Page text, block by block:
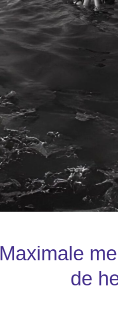
Maximale
de